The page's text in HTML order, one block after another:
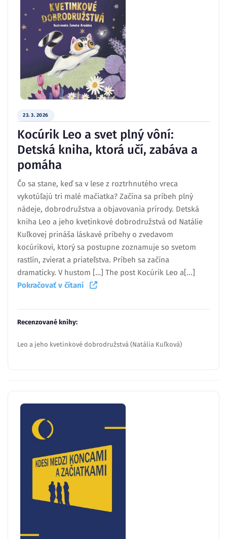
23. 3. 2026
Kocúrik Leo a svet plný vôní:
Detská kniha, ktorá učí, zabáva a
pomáha
Čo sa stane, keď sa v lese z roztrhnutého vreca
vykotúľajú tri malé mačiatka? Začína sa príbeh plný
nádeje, dobrodružstva a objavovania prírody. Detská
kniha Leo a jeho kvetinkové dobrodružstvá od Natálie
Kuľkovej prináša láskavé príbehy o zvedavom
kocúrikovi, ktorý sa postupne zoznamuje so svetom
rastlín, zvierat a priateľstva. Príbeh sa začína
dramaticky. V hustom […] The post Kocúrik Leo a[...]
Pokračovať v čítaní
Recenzované knihy:
Leo a jeho kvetinkové dobrodružstvá (Natália Kuľková)